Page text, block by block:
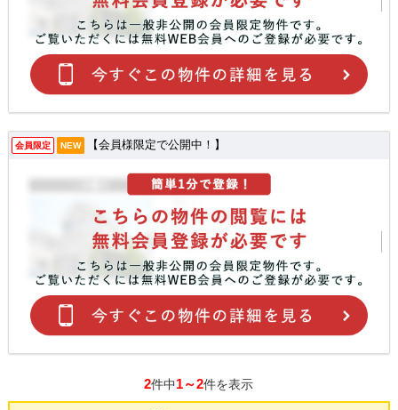
会員限定 NEW 【会員様限定で公開中！】
2件中1～2件を表示